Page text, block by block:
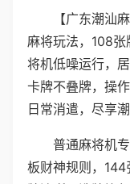
【广东潮汕
麻将玩法，108
将机低噪运行，
卡牌不叠牌，操
日常消遣，尽享
普通麻将机
板财神规则，